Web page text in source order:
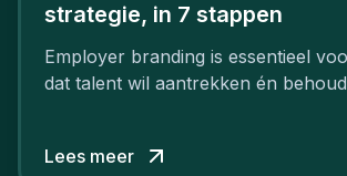
strategie, in 7 stappen
Employer branding is essentieel
dat talent wil aantrekken én behouden. Er
niet van vandaag op morgen. Hoe
Lees meer